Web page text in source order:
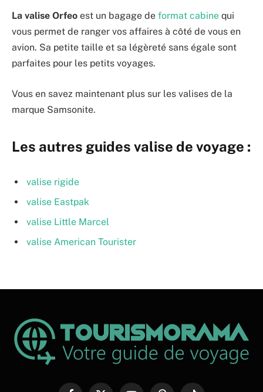
La valise Orfeo est un bagage de format cabine qui
vous permet de ranger vos affaires à côté de vous en
avion. Sa petite taille et sa légèreté sans égale sont
parfaites pour les petits voyages.
Vous en savez maintenant plus sur les valises de la
marque Samsonite.
Les autres guides valise de voyage :
valise rigide
valise Eastpak
valise Little Marcel
valise American Tourister